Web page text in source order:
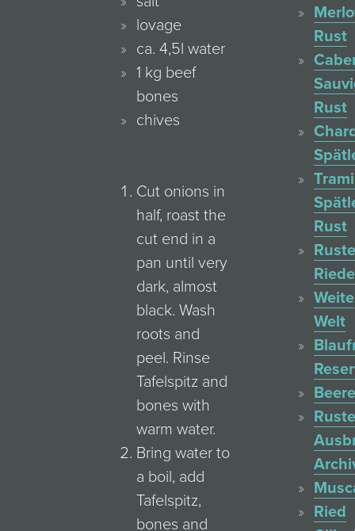
lovage
ca. 4,5l water
1 kg beef
bones
chives
Cut onions in
half, roast the
cut end in a
pan until very
dark, almost
black. Wash
roots and
peel. Rinse
Tafelspitz and
bones with
warm water.
Bring water to
a boil, add
Tafelspitz,
bones and
Rust
Rust
Rust
Weite
Welt
Ried